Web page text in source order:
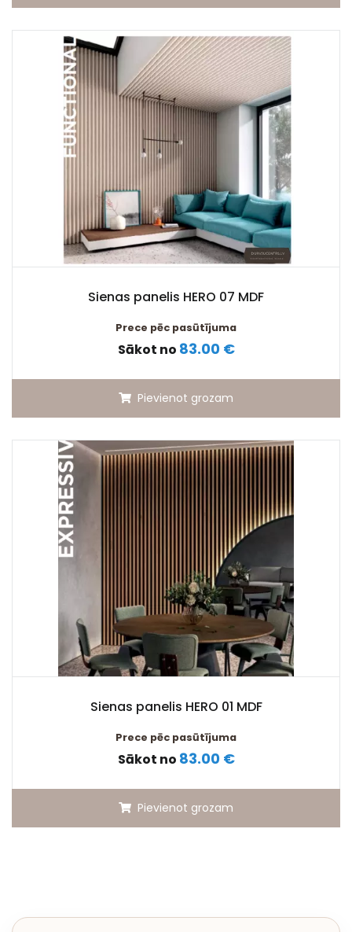
Sienas panelis HERO 07 MDF
Prece pēc pasūtījuma
Sākot no 83.00 €
Pievienot grozam
Sienas panelis HERO 01 MDF
Prece pēc pasūtījuma
Sākot no 83.00 €
Pievienot grozam